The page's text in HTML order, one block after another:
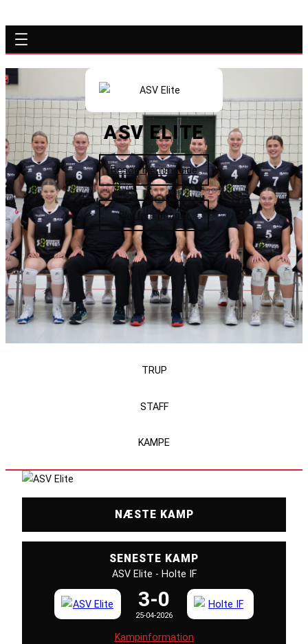
ASV ELITE
Besøg hjemmeside
Bliv fansponsor
TRUP
STAFF
KAMPE
NÆSTE KAMP
SENESTE KAMP
ASV Elite - Holte IF
3-0
25-04-2026
Kampinformation